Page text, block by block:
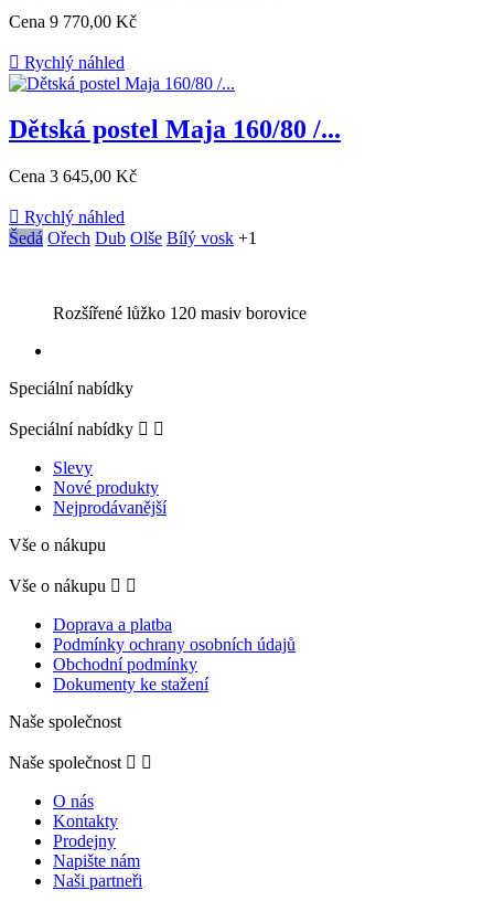
Cena 9 770,00 Kč
 Rychlý náhled
Dětská postel Maja 160/80 /...
Cena 3 645,00 Kč
 Rychlý náhled
Šedá Ořech Dub Olše Bílý vosk +1
Rozšířené lůžko 120 masiv borovice
Speciální nabídky
Speciální nabídky  
Slevy
Nové produkty
Nejprodávanější
Vše o nákupu
Vše o nákupu  
Doprava a platba
Podmínky ochrany osobních údajů
Obchodní podmínky
Dokumenty ke stažení
Naše společnost
Naše společnost  
O nás
Kontakty
Prodejny
Napište nám
Naši partneři